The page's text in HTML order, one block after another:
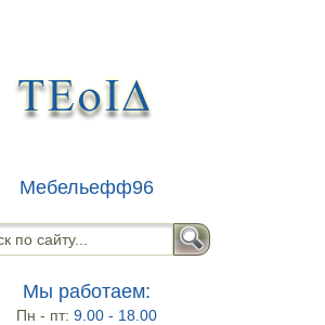
Мебельефф96
Мы работаем:
Пн - пт:9.00 - 18.00